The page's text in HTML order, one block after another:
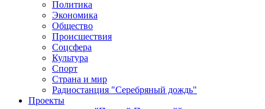
Политика
Экономика
Общество
Происшествия
Соцсфера
Культура
Спорт
Страна и мир
Радиостанция "Серебряный дождь"
Проекты